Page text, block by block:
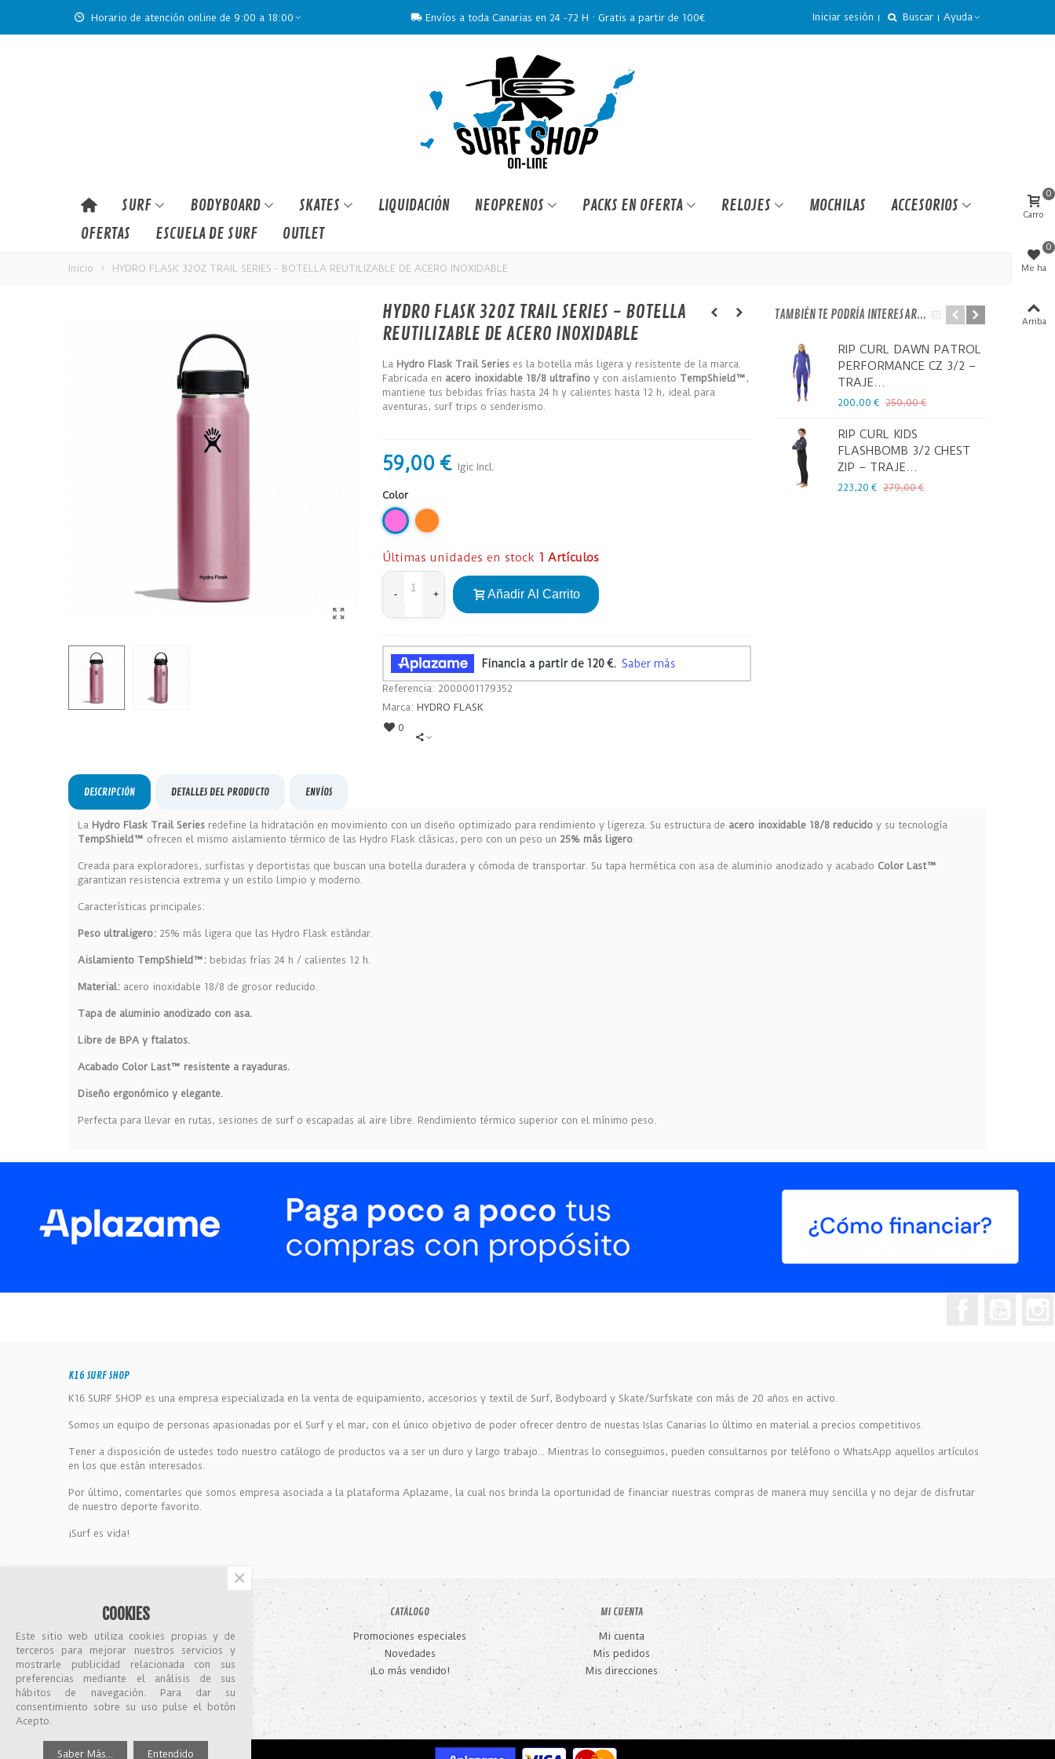
Horario de atención online de 9:00 a 18:00 Envíos a toda Canarias en 24 -72 H · Gratis a partir de 100€ Iniciar sesión Buscar Ayuda
SURF BODYBOARD SKATES LIQUIDACIÓN NEOPRENOS PACKS EN OFERTA RELOJES MOCHILAS
ACCESORIOS
OFERTAS
ESCUELA DE SURF OUTLET
Inicio > HYDRO FLASK 32OZ TRAIL SERIES - BOTELLA REUTILIZABLE DE ACERO INOXIDABLE
HYDRO FLASK 32OZ TRAIL SERIES - BOTELLA
REUTILIZABLE DE ACERO INOXIDABLE
La Hydro Flask Trail Serieses la botella más ligera y resistente de la marca.
Fabricada en acero inoxidable 18/8 ultrafinoy con aislamiento TempShield™,
mantiene tus bebidas frías hasta 24 h y calientes hasta 12 h, ideal para
aventuras, surf trips o senderismo.
59,00 € Igic Incl.
Color
NEON
PURPLE
NEON
ORANGE
Últimas unidades en stock 1 Artículos
- + Añadir Al Carrito
Referencia: 2000001179352
Marca: HYDRO FLASK
0
TAMBIÉN TE PODRÍA INTERESAR...
RIP CURL DAWN PATROL
PERFORMANCE CZ 3/2 –
TRAJE...
200,00 € 250,00 €
RIP CURL KIDS
FLASHBOMB 3/2 CHEST
ZIP – TRAJE...
223,20 € 279,00 €
DESCRIPCIÓN DETALLES DEL PRODUCTO ENVÍOS
La Hydro Flask Trail Series redefine la hidratación en movimiento con un diseño optimizado para rendimiento y ligereza. Su estructura de acero inoxidable 18/8 reducido y su tecnología
TempShield™ ofrecen el mismo aislamiento térmico de las Hydro Flask clásicas, pero con un peso un 25% más ligero.
Creada para exploradores, surfistas y deportistas que buscan una botella duradera y cómoda de transportar. Su tapa hermética con asa de aluminio anodizado y acabado Color Last™
garantizan resistencia extrema y un estilo limpio y moderno.
Características principales:
Peso ultraligero: 25% más ligera que las Hydro Flask estándar.
Aislamiento TempShield™: bebidas frías 24 h / calientes 12 h.
Material: acero inoxidable 18/8 de grosor reducido.
Tapa de aluminio anodizado con asa.
Libre de BPA y ftalatos.
Acabado Color Last™ resistente a rayaduras.
Diseño ergonómico y elegante.
Perfecta para llevar en rutas, sesiones de surf o escapadas al aire libre. Rendimiento térmico superior con el mínimo peso.
K16 SURF SHOP
K16 SURF SHOP es una empresa especializada en la venta de equipamiento, accesorios y textil de Surf, Bodyboard y Skate/Surfskate con más de 20 años en activo.
Somos un equipo de personas apasionadas por el Surf y el mar, con el único objetivo de poder ofrecer dentro de nuestas Islas Canarias lo último en material a precios competitivos.
Tener a disposición de ustedes todo nuestro catálogo de productos va a ser un duro y largo trabajo... Mientras lo conseguimos, pueden consultarnos por teléfono o WhatsApp aquellos artículos
en los que están interesados.
Por último, comentarles que somos empresa asociada a la plataforma Aplazame, la cual nos brinda la oportunidad de financiar nuestras compras de manera muy sencilla y no dejar de disfrutar
de nuestro deporte favorito.
¡Surf es vida!
Nuestras tiendas
Contáctanos
Aviso Legal
Términos y condiciones
Política de Privacidad
CATÁLOGO
Promociones especiales
Novedades
¡Lo más vendido!
MI CUENTA
Mi cuenta
Mis pedidos
Mis direcciones
Carro
0
Me ha
0
Arriba
COOKIES
Este sitio web utiliza cookies propias y de
terceros para mejorar nuestros servicios y
mostrarle publicidad relacionada con sus
preferencias mediante el análisis de sus
hábitos de navegación. Para dar su
consentimiento sobre su uso pulse el botón
Acepto.
Saber Más... Entendido
×